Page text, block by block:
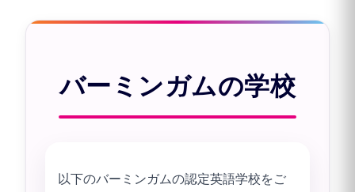
バーミンガムの学校
以下のバーミンガムの認定英語学校をご